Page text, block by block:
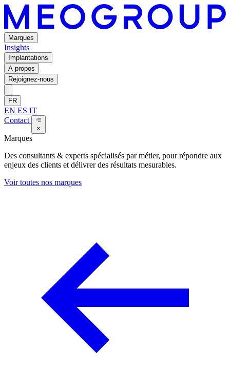
Marques
Insights
Implantations
A propos
Rejoignez-nous
FR
EN ES IT
Contact
×
Marques
Des consultants & experts spécialisés par métier, pour répondre aux
enjeux des clients et délivrer des résultats mesurables.
Voir toutes nos marques